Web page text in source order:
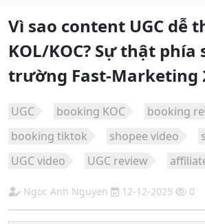
Vì sao content UGC dễ
KOL/KOC? Sự thật phía
trường Fast-Marketing
UGC booking KOC
booking
booking tiktok
shopee video
UGC video
UGC review
Ngoc Anh Nguyen 12-12-2025 0